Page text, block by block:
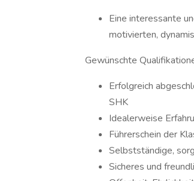
Eine interessante
motivierten,
Gewünschte
Erfolgreich
SHK
Idealerweise
Führerschein der
Selbstständige,
Sicheres und